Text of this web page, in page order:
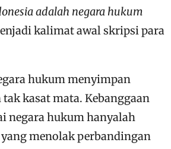
adalah negara hukum
kalimat awal skripsi para
hukum menyimpan
kasat mata. Kebanggaan
negara hukum hanyalah
menolak perbandingan